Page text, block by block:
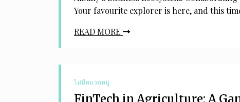
Your favourite explorer is here, and this
READ MORE
ไม่มีหมวดหมู่
FinTech in Agriculture: A